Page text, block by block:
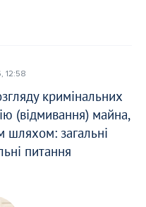
12:58
кримінальних
(відмивання) майна,
шляхом: загальні
питання